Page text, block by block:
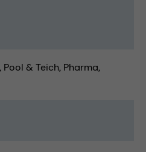
Pool & Teich Pharma